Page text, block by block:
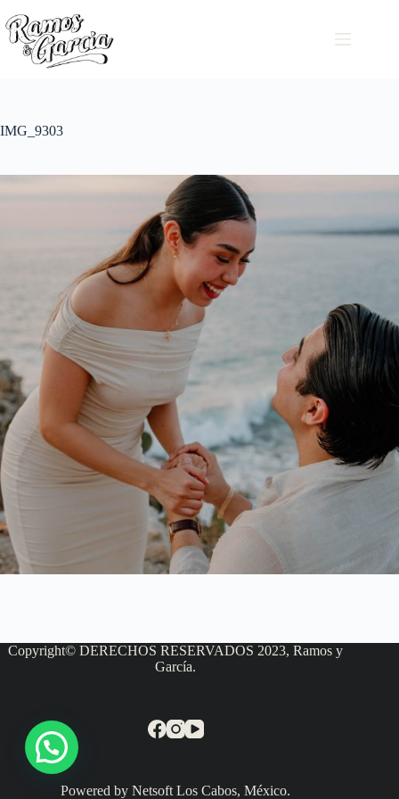
IMG_9303
Copyright© DERECHOS RESERVADOS 2023, Ramos y
García.
Powered by Netsoft Los Cabos, México.